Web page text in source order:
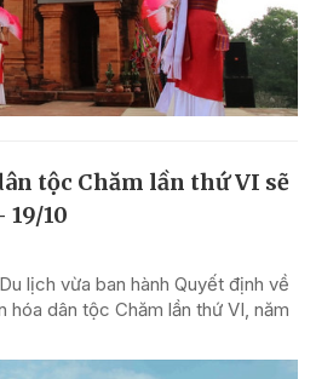
tộc Chăm lần thứ VI sẽ
19/10
lịch vừa ban hành Quyết định về
dân tộc Chăm lần thứ VI, năm